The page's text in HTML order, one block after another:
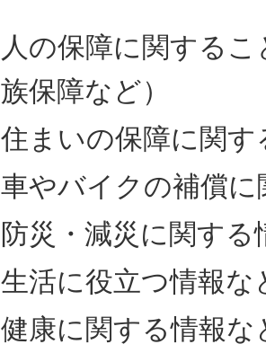
人の保障に関する
族保障など）
住まいの保障に関す
車やバイクの補償
防災・減災に関する
生活に役立つ情報な
健康に関する情報な